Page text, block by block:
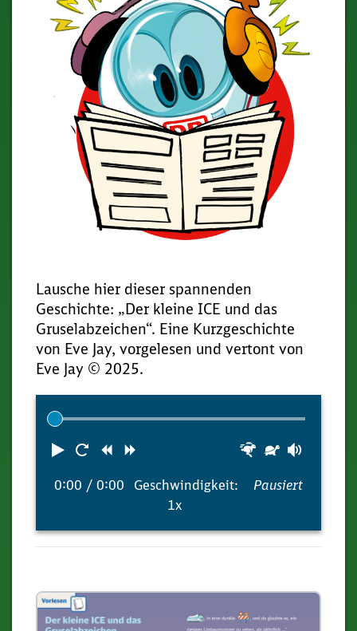
Lausche hier dieser spannenden
Geschichte: „Der kleine ICE und das
Gruselabzeichen“. Eine Kurzgeschichte
von Eve Jay, vorgelesen und vertont von
Eve Jay © 2025.
Media
Player
Abspielen
Neustart
Zurück Schneller
0:00 / 0:00
Geschwindigkeit:
1x
Pausiert